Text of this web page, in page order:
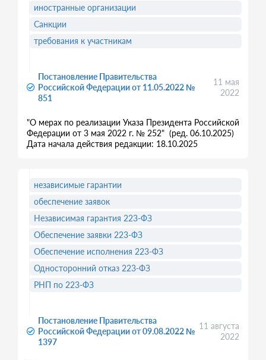
Постановление Правительства
Российской Федерации от 11.05.2022 №
851
11 мая
2022
"О мерах по реализации Указа Президента Российской
Федерации от 3 мая 2022 г. № 252" (ред. 06.10.2025)
Дата начала действия редакции: 18.10.2025
иностранные организации
Санкции
требования к участникам
Постановление Правительства
Российской Федерации от 09.08.2022 №
1397
11 августа
2022
независимые гарантии
обеспечение заявок
Независимая гарантия 223-ФЗ
Обеспечение заявки 223-ФЗ
Обеспечение исполнения 223-ФЗ
Односторонний отказ 223-ФЗ
РНП по 223-ФЗ